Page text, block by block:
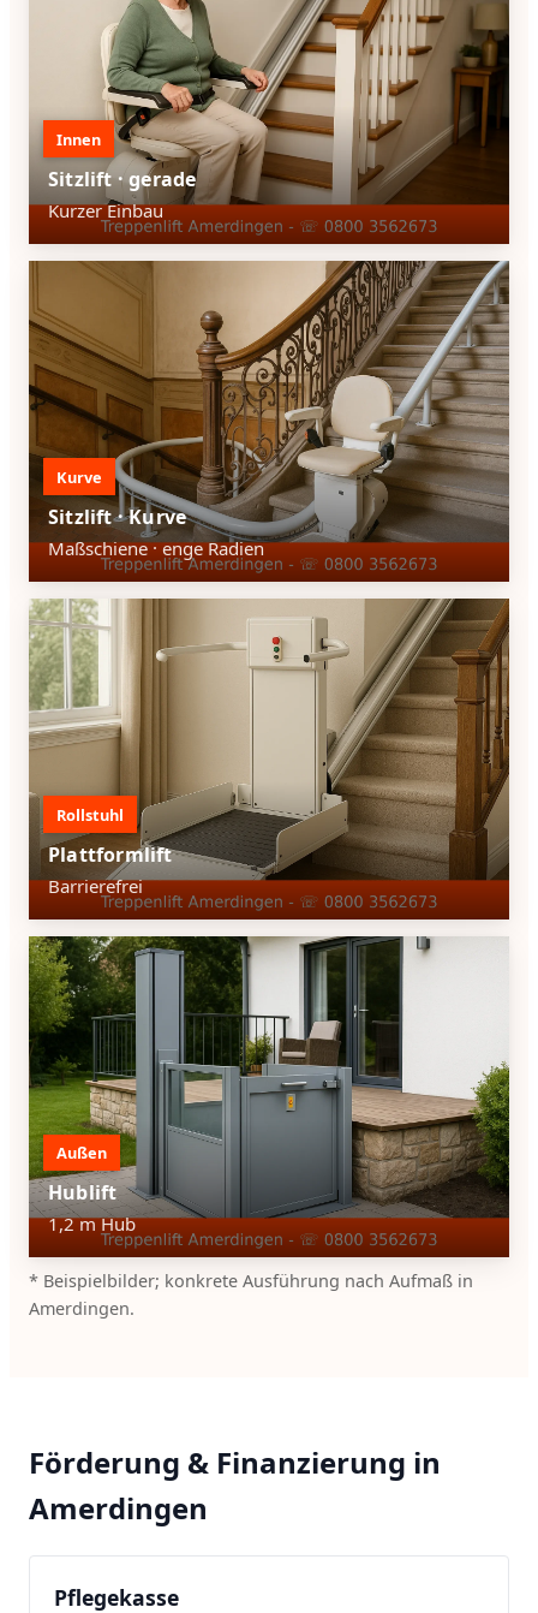
Innen
Sitzlift · gerade
Kurzer Einbau
Kurve
Sitzlift · Kurve
Maßschiene · enge Radien
Rollstuhl
Plattformlift
Barrierefrei
Außen
Hublift
1,2 m Hub
* Beispielbilder; konkrete Ausführung nach Aufmaß in
Amerdingen.
Förderung & Finanzierung in
Amerdingen
Pflegekasse